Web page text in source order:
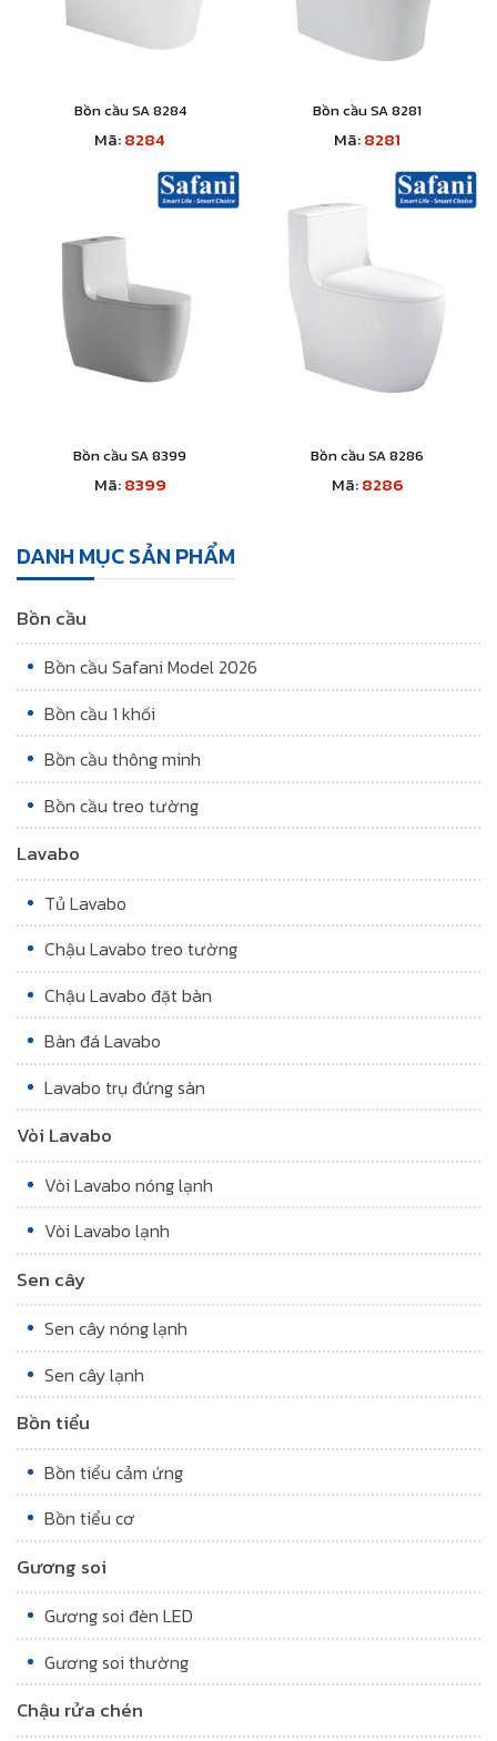
Bồn cầu SA 8284
Mã:8284
Bồn cầu SA 8281
Mã:8281
Bồn cầu SA 8399
Mã:8399
Bồn cầu SA 8286
Mã:8286
DANH MỤC SẢN PHẨM
Bồn cầu
Bồn cầu Safani Model 2026
Bồn cầu 1 khối
Bồn cầu thông minh
Bồn cầu treo tường
Lavabo
Tủ Lavabo
Chậu Lavabo treo tường
Chậu Lavabo đặt bàn
Bàn đá Lavabo
Lavabo trụ đứng sàn
Vòi Lavabo
Vòi Lavabo nóng lạnh
Vòi Lavabo lạnh
Sen cây
Sen cây nóng lạnh
Sen cây lạnh
Bồn tiểu
Bồn tiểu cảm ứng
Bồn tiểu cơ
Gương soi
Gương soi đèn LED
Gương soi thường
Chậu rửa chén